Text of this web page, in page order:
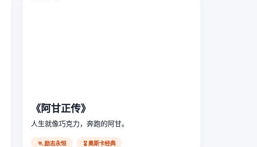
《阿甘正传》
人生就像巧克力，奔跑的阿甘。
🏃 励志永恒 🎖️ 奥斯卡经典